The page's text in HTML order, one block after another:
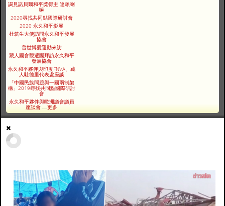
謁見諾貝爾和平獎得主 達賴喇
嘛
2020尋找共同點國際研討會
2020 永久和平影展
杜筑生大使訪問永久和平發展
協會
普世博愛運動來訪
藏人國會觀選團拜訪永久和平
發展協會
永久和平夥伴與印度FNVA、藏
人駐德里代表處座談
「中國民族問題與一國兩制架
構」2019尋找共同點國際研討
會
永久和平夥伴與歐洲議會議員
座談會.....更多